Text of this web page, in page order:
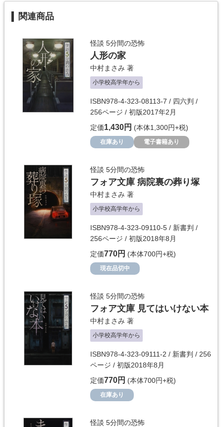
関連商品
怪談 5分間の恐怖
人形の家
中村まさみ 著
小学校高学年から
ISBN978-4-323-08113-7 / 四六判 /
256ページ / 初版2017年2月
定価1,430円 (本体1,300円+税)
在庫あり 電子書籍あり
怪談 5分間の恐怖
フォア文庫 病院裏の葬り塚
中村まさみ 著
小学校高学年から
ISBN978-4-323-09110-5 / 新書判 /
256ページ / 初版2018年8月
定価770円 (本体700円+税)
現在品切中
怪談 5分間の恐怖
フォア文庫 見てはいけない本
中村まさみ 著
小学校高学年から
ISBN978-4-323-09111-2 / 新書判 / 256
ページ / 初版2018年8月
定価770円 (本体700円+税)
在庫あり
怪談 5分間の恐怖